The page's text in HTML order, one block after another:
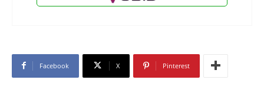
Facebook X Pinterest